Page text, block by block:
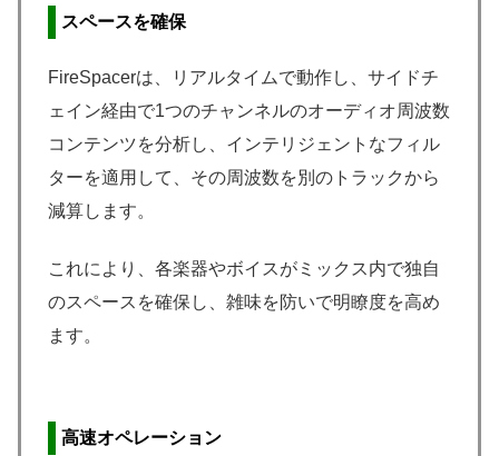
スペースを確保
FireSpacerは、リアルタイムで動作し、サイドチ
ェイン経由で1つのチャンネルのオーディオ周波数
コンテンツを分析し、インテリジェントなフィル
ターを適用して、その周波数を別のトラックから
減算します。
これにより、各楽器やボイスがミックス内で独自
のスペースを確保し、雑味を防いで明瞭度を高め
ます。
高速オペレーション